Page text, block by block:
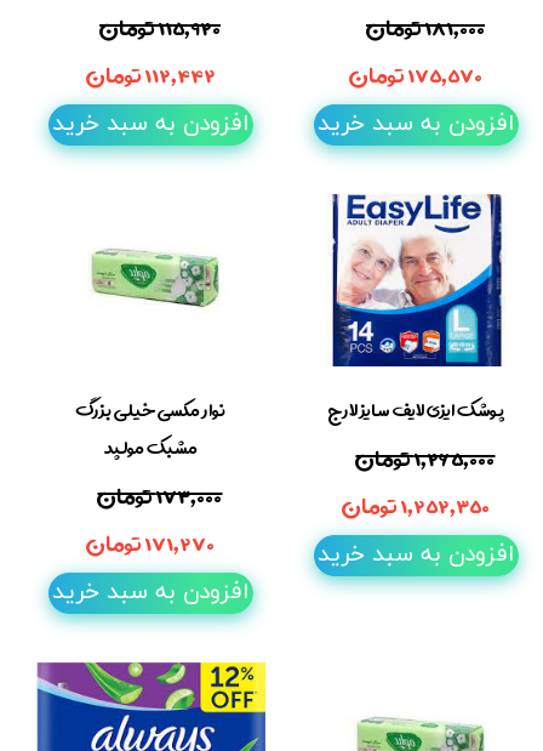
۱۸۱,۰۰۰ تومان
۱۷۵,۵۷۰ تومان
افزودن به سبد خرید
۱۱۵,۹۲۰ تومان
۱۱۲,۴۴۲ تومان
افزودن به سبد خرید
پوشک ایزی لایف سایز لارج
۱,۲۶۵,۰۰۰ تومان
۱,۲۵۲,۳۵۰ تومان
افزودن به سبد خرید
نوار مکسی خیلی بزرگ
مشبک مولپد
۱۷۳,۰۰۰ تومان
۱۷۱,۲۷۰ تومان
افزودن به سبد خرید